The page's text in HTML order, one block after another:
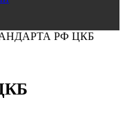
РФ ЦКБ